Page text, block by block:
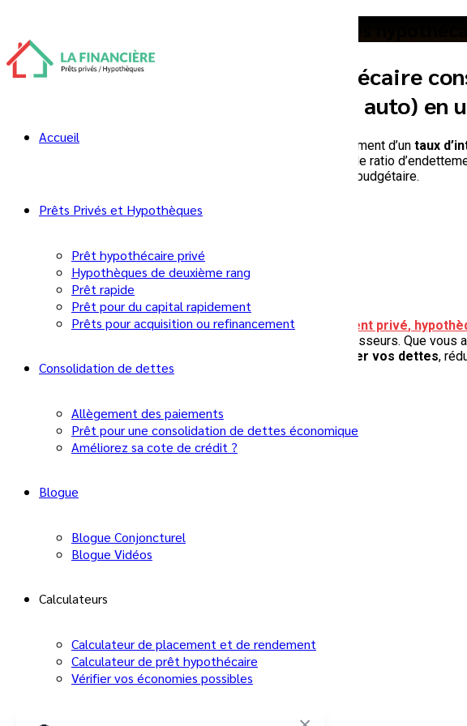
Accueil
Prêts Privés et Hypothèques
Prêt hypothécaire privé
Hypothèques de deuxième rang
Prêt rapide
Prêt pour du capital rapidement
Prêts pour acquisition ou refinancement
Consolidation de dettes
Allègement des paiements
Prêt pour une consolidation de dettes économique
Améliorez sa cote de crédit ?
Blogue
Blogue Conjoncturel
Blogue Vidéos
Calculateurs
Calculateur de placement et de rendement
Calculateur de prêt hypothécaire
Vérifier vos économies possibles
FAQ
Laconsolidation de dettes hypothécaire
personnels, marges de crédit, prêt auto) en
En utilisant l’équité de votre maison, vous bénéficiez généralement d’un taux
souvent utilisée pour réduire la pression financière, améliorer le ratio
et retrouver une meilleure stabilité budgétaire.
previous
Comment calcule-t-on le taux d’endettement ?
La Financière c’est une équipe spécialisée dans le financement privé,
également des prêts dans un délai très rapide pour les investisseurs. Que
consolider vos dettes,
À Propos
Nous contacter
Projet Loi 25
Calculateur de prêt hypothécaire
FAQ